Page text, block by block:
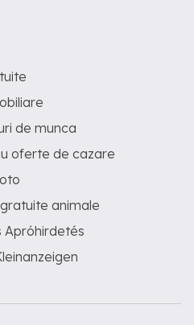
de munca
oferte de cazare
animale
Apróhirdetés